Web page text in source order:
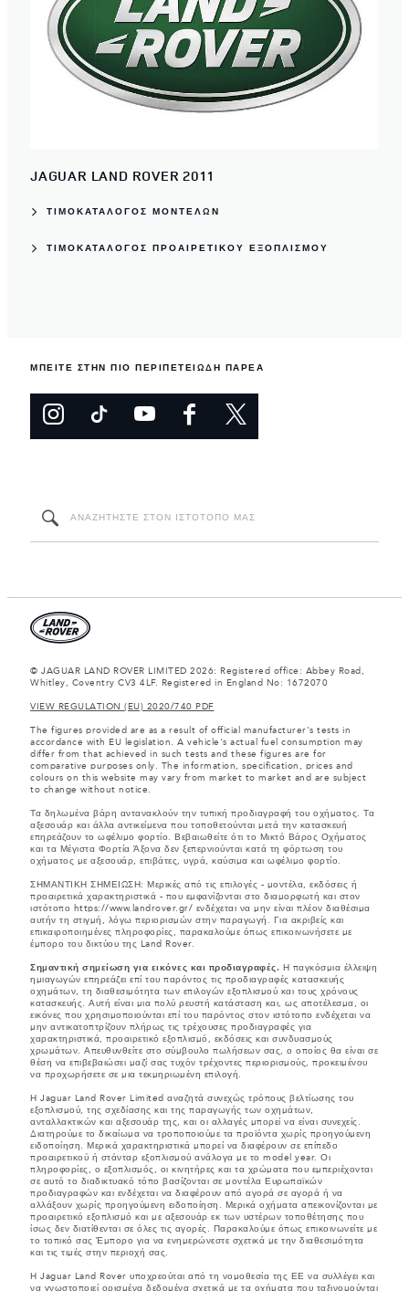
JAGUAR LAND ROVER 2011
ΤΙΜΟΚΑΤΑΛΟΓΟΣ ΜΟΝΤΕΛΩΝ
ΤΙΜΟΚΑΤΆΛΟΓΟΣ ΠΡΟΑΙΡΕΤΙΚΟΎ ΕΞΟΠΛΙΣΜΟΎ
ΜΠΕΙΤΕ ΣΤΗΝ ΠΙΟ ΠΕΡΙΠΕΤΕΙΩΔΗ ΠΑΡΕΑ
© JAGUAR LAND ROVER LIMITED 2026: Registered office: Abbey Road,
Whitley, Coventry CV3 4LF. Registered in England No: 1672070
VIEW REGULATION (EU) 2020/740 PDF
The figures provided are as a result of official manufacturer's tests in
accordance with EU legislation. A vehicle's actual fuel consumption may
differ from that achieved in such tests and these figures are for
comparative purposes only. The information, specification, prices and
colours on this website may vary from market to market and are subject
to change without notice.
Τα δηλωμένα βάρη αντανακλούν την τυπική προδιαγραφή του οχήματος. Τα
αξεσουάρ και άλλα αντικείμενα που τοποθετούνται μετά την κατασκευή
επηρεάζουν το ωφέλιμο φορτίο. Βεβαιωθείτε ότι το Μικτό Βάρος Οχήματος
και τα Μέγιστα Φορτία Άξονα δεν ξεπερνιούνται κατά τη φόρτωση του
οχήματος με αξεσουάρ, επιβάτες, υγρά, καύσιμα και ωφέλιμο φορτίο.
ΣΗΜΑΝΤΙΚΗ ΣΗΜΕΙΩΣΗ: Μερικές από τις επιλογές - μοντέλα, εκδόσεις ή
προαιρετικά χαρακτηριστικά - που εμφανίζονται στο διαμορφωτή και στον
ιστότοπο https://www.landrover.gr/ ενδέχεται να μην είναι πλέον διαθέσιμα
αυτήν τη στιγμή, λόγω περιορισμών στην παραγωγή. Για ακριβείς και
επικαιροποιημένες πληροφορίες, παρακαλούμε όπως επικοινωνήσετε με
έμπορο του δικτύου της Land Rover.
Σημαντική σημείωση για εικόνες και προδιαγραφές. Η παγκόσμια έλλειψη
ημιαγωγών επηρεάζει επί του παρόντος τις προδιαγραφές κατασκευής
οχημάτων, τη διαθεσιμότητα των επιλογών εξοπλισμού και τους χρόνους
κατασκευής. Αυτή είναι μια πολύ ρευστή κατάσταση και, ως αποτέλεσμα, οι
εικόνες που χρησιμοποιούνται επί του παρόντος στον ιστότοπο ενδέχεται να
μην αντικατοπτρίζουν πλήρως τις τρέχουσες προδιαγραφές για
χαρακτηριστικά, προαιρετικό εξοπλισμό, εκδόσεις και συνδυασμούς
χρωμάτων. Απευθυνθείτε στο σύμβουλο πωλήσεων σας, ο οποίος θα είναι σε
θέση να επιβεβαιώσει μαζί σας τυχόν τρέχοντες περιορισμούς, προκειμένου
να προχωρήσετε σε μια τεκμηριωμένη επιλογή.
Η Jaguar Land Rover Limited αναζητά συνεχώς τρόπους βελτίωσης του
εξοπλισμού, της σχεδίασης και της παραγωγής των οχημάτων,
ανταλλακτικών και αξεσουάρ της, και οι αλλαγές μπορεί να είναι συνεχείς.
Διατηρούμε το δικαίωμα να τροποποιούμε τα προϊόντα χωρίς προηγούμενη
ειδοποίηση. Μερικά χαρακτηριστικά μπορεί να διαφέρουν σε επίπεδο
προαιρετικού ή στάνταρ εξοπλισμού ανάλογα με το model year. Οι
πληροφορίες, ο εξοπλισμός, οι κινητήρες και τα χρώματα που εμπεριέχονται
σε αυτό το διαδικτυακό τόπο βασίζονται σε μοντέλα Ευρωπαϊκών
προδιαγραφών και ενδέχεται να διαφέρουν από αγορά σε αγορά ή να
αλλάξουν χωρίς προηγούμενη ειδοποίηση. Μερικά οχήματα απεικονίζονται με
προαιρετικό εξοπλισμό και με αξεσουάρ εκ των υστέρων τοποθέτησης που
ίσως δεν διατίθενται σε όλες τις αγορές. Παρακαλούμε όπως επικοινωνείτε με
το τοπικό σας Έμπορο για να ενημερώνεστε σχετικά με την διαθεσιμότητα
και τις τιμές στην περιοχή σας.
Η Jaguar Land Rover υποχρεούται από τη νομοθεσία της ΕΕ να συλλέγει και
να γνωστοποιεί ορισμένα δεδομένα σχετικά με τα οχήματα που ταξινομούνται